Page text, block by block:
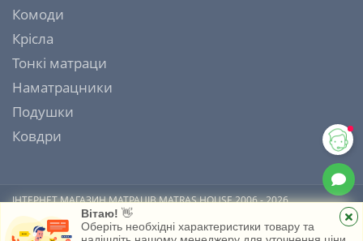
Вітаю! 👋
Оберіть необхідні характеристики товару та
Комоди
Крісла
Тонкі матраци
Наматрацники
Подушки
Ковдри
ІНТЕРНЕТ МАГАЗИН МАТРАЦІВ MATRAS HOUSE 2006 - 2026